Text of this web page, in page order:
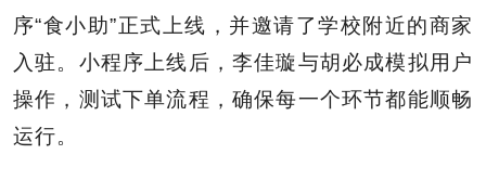
序“食小助”正式上线，并邀请了学校附近的商家
入驻。小程序上线后，李佳璇与胡必成模拟用户
操作，测试下单流程，确保每一个环节都能顺畅
运行。